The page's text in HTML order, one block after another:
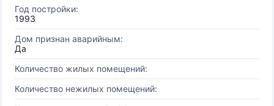
Год постройки:
1993
Дом признан аварийным:
Да
Количество жилых помещений:
Количество нежилых помещений: